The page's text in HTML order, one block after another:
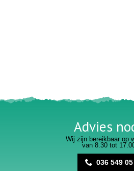
Advies
Wij zijn bereikbaar op
van 8.30 tot
036 549